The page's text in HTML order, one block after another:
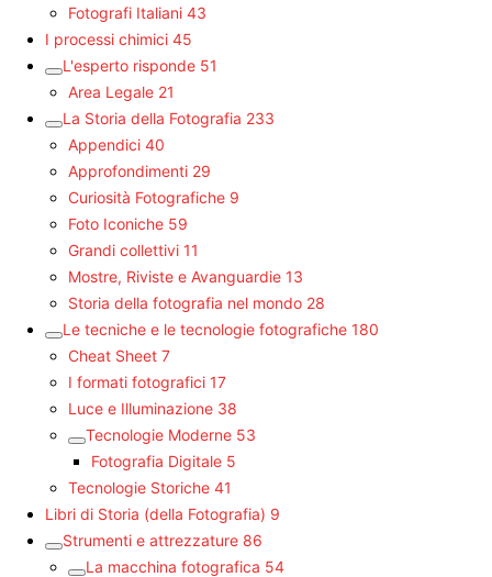
Fotografi Italiani 43
I processi chimici 45
L'esperto risponde 51
Area Legale 21
La Storia della Fotografia 233
Appendici 40
Approfondimenti 29
Curiosità Fotografiche 9
Foto Iconiche 59
Grandi collettivi 11
Mostre, Riviste e Avanguardie 13
Storia della fotografia nel mondo 28
Le tecniche e le tecnologie fotografiche 180
Cheat Sheet 7
I formati fotografici 17
Luce e Illuminazione 38
Tecnologie Moderne 53
Fotografia Digitale 5
Tecnologie Storiche 41
Libri di Storia (della Fotografia) 9
Strumenti e attrezzature 86
La macchina fotografica 54